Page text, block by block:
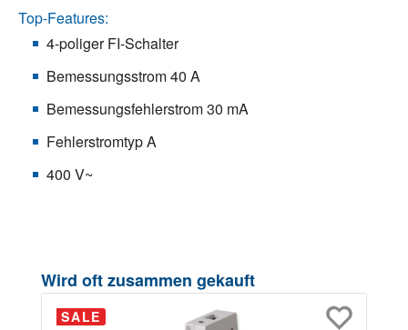
Top-Features:
4-poliger FI-Schalter
Bemessungsstrom 40 A
Bemessungsfehlerstrom 30 mA
Fehlerstromtyp A
400 V~
Produktgalerie überspringen
Wird oft zusammen gekauft
SALE